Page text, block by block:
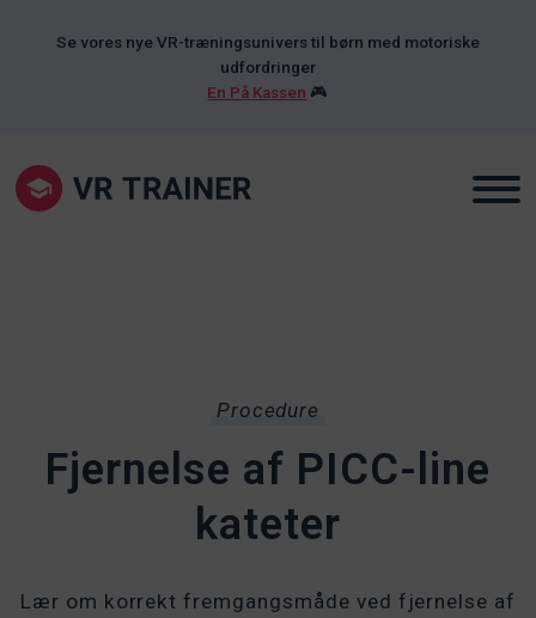
Se vores nye VR-træningsunivers til børn med motoriske
udfordringer
En På Kassen 🎮
Procedure
Fjernelse af PICC-line
kateter
Lær om korrekt fremgangsmåde ved fjernelse af